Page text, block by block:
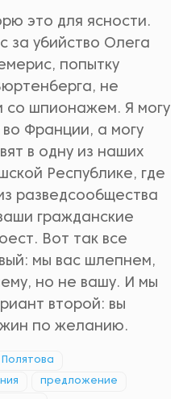
это для ясности.
за убийство Олега
попытку
не
со шпионажем. Я могу
во Франции, а могу
в одну из наших
Республике, где
разведсообщества
гражданские
Вот так все
мы вас шлепнем,
но не вашу. И мы
второй: вы
по желанию.
предложение